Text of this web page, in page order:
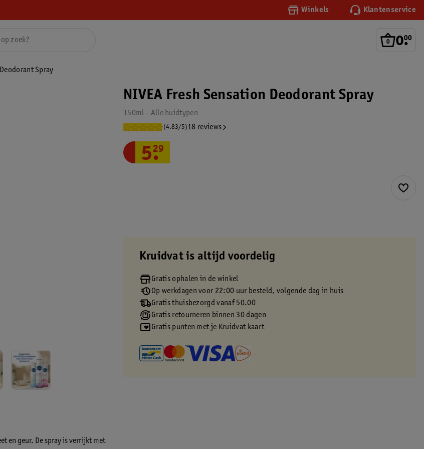
Winkels Klantenservice
0.
00
Spray
en geur. De spray is verrijkt met
NIVEA Fresh Sensation Deodorant Spray
150ml - Alle huidtypen
(4.83/5)18 reviews
5.
29
Kruidvat is altijd voordelig
Gratis ophalen in de winkel
Op werkdagen voor 22:00 uur besteld, volgende dag in huis
Gratis thuisbezorgd vanaf 50.00
Gratis retourneren binnen 30 dagen
Gratis punten met je Kruidvat kaart